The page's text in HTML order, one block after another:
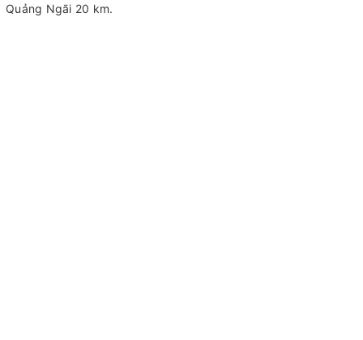
Quảng Ngãi 20 km.